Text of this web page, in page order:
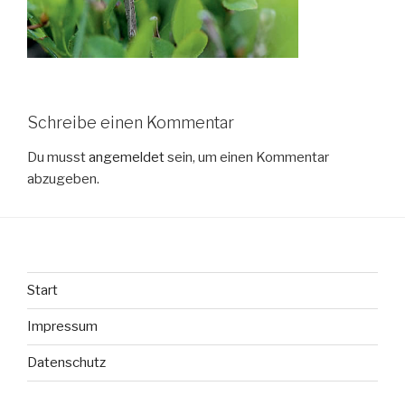
Schreibe einen Kommentar
Du musstangemeldetsein, um einen Kommentar
abzugeben.
Start
Impressum
Datenschutz